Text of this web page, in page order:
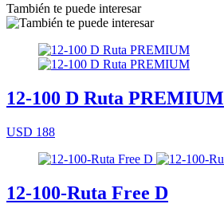
También te puede interesar
12-100 D Ruta PREMIUM
USD 188
12-100-Ruta Free D